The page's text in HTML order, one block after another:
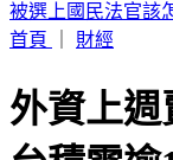
明知蘇丹紅超標4
判6月
外資上